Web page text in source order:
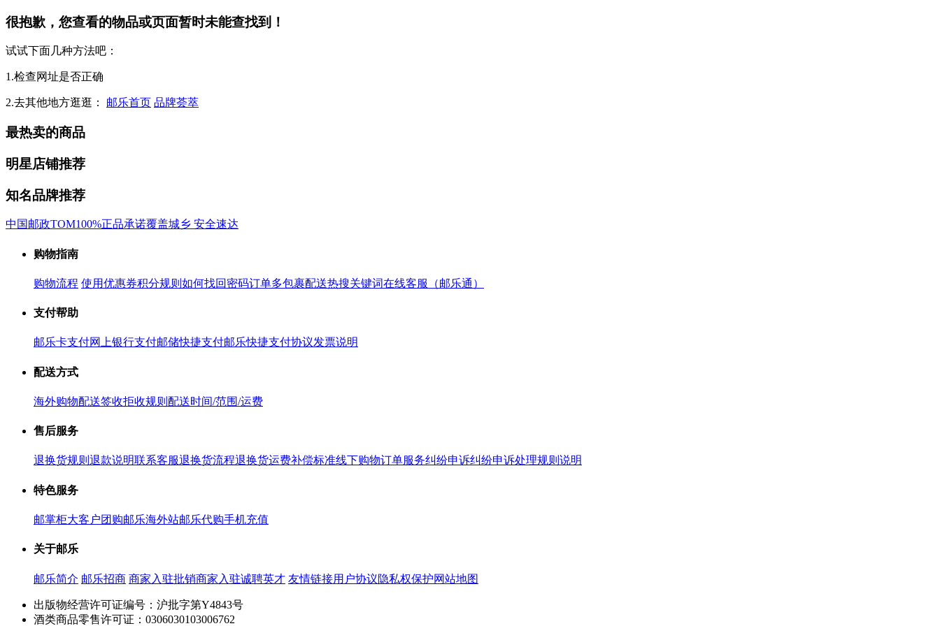
很抱歉，您查看的物品或页面暂时未能查找到！
试试下面几种方法吧：
1.检查网址是否正确
2.去其他地方逛逛： 邮乐首页 品牌荟萃
最热卖的商品
明星店铺推荐
知名品牌推荐
中国邮政TOM100%正品承诺覆盖城乡 安全速达
购物指南
购物流程 使用优惠券积分规则 如何找回密码订单多包裹配送热搜关键词在线客服（邮乐通）
支付帮助
邮乐卡支付网上银行支付邮储快捷支付邮乐快捷支付协议发票说明
配送方式
海外购物配送签收拒收规则 配送时间/范围/运费
售后服务
退换货规则 退款说明联系客服退换货流程退换货运费补偿标准线下购物订单服务纠纷申诉纠纷申诉处理规则说明
特色服务
邮掌柜大客户团购邮乐海外站邮乐代购手机充值
关于邮乐
邮乐简介 邮乐招商 商家入驻批销商家入驻诚聘英才 友情链接用户协议隐私权保护网站地图
出版物经营许可证编号：沪批字第Y4843号
酒类商品零售许可证：0306030103006762